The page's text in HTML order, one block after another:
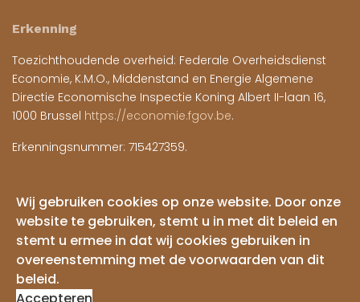
Erkenning
Toezichthoudende overheid: Federale Overheidsdienst
Economie, K.M.O., Middenstand en Energie Algemene
Directie Economische Inspectie Koning Albert II-laan 16,
1000 Brussel https://economie.fgov.be.
Erkenningsnummer: 715427359.
Algemene voorwaarden
Wij gebruiken cookies op onze website. Door onze
website te gebruiken, stemt u in met dit beleid en
stemt u ermee in dat wij cookies gebruiken in
overeenstemming met de voorwaarden van dit
beleid.